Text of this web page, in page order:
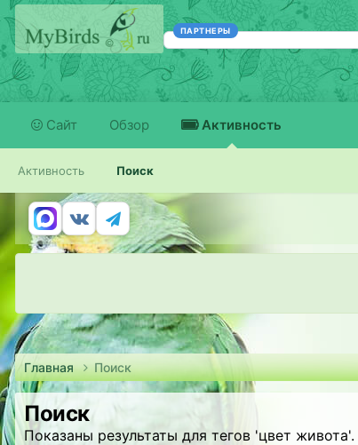
ПАРТНЕРЫ
Сайт Обзор Активность
Активность Поиск
Главная Поиск
Поиск
Показаны результаты для тегов 'цвет живота'.